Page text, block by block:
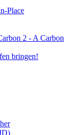
Place
2 - A Carbon
bringen!